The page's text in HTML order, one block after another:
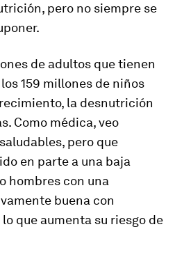
pero no siempre se
de adultos que tienen
159 millones de niños
la desnutrición
Como médica, veo
pero que
en parte a una baja
hombres con una
buena con
que aumenta su riesgo de